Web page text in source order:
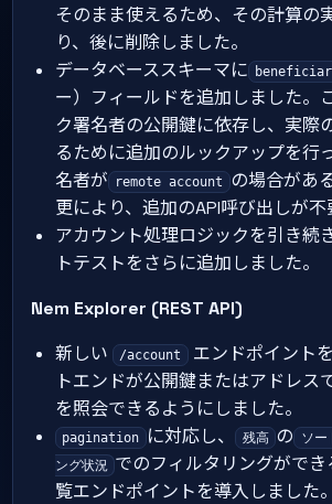
そのまま使えるため、その計算の
り、後に削除しました。
データベーススキーマに
ー）フィールドを追加しました。
ク署名者の公開鍵に依存し、実際
るために追加のルックアップを行
名者が
remote account の場合があ
更により、追加のAPI呼び出しが不
アカウント処理ロジックを引き続
トテストをさらに追加しました。
Nem Explorer (REST API)
新しい
/account エンドポイント
トエンドが公開鍵またはアドレス
を照会できるようにしました。
pagination に対応し、 残高 の ソー
ング状況 でのフィルタリングがで
覧エンドポイントを導入しました。